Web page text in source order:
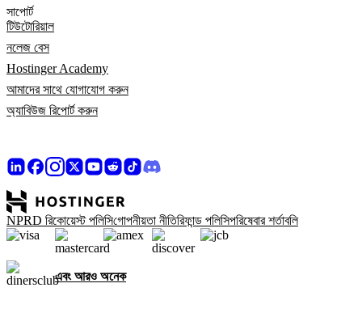
সাপোর্ট
টিউটোরিয়াল
নলেজ বেস
Hostinger Academy
আমাদের সাথে যোগাযোগ করুন
অ্যাবিউজ রিপোর্ট করুন
NPRD রিকোয়েস্ট পলিসিগোপনীয়তা নীতিরিফান্ড পলিসিপরিষেবার শর্তাবলি
এবং আরও অনেক